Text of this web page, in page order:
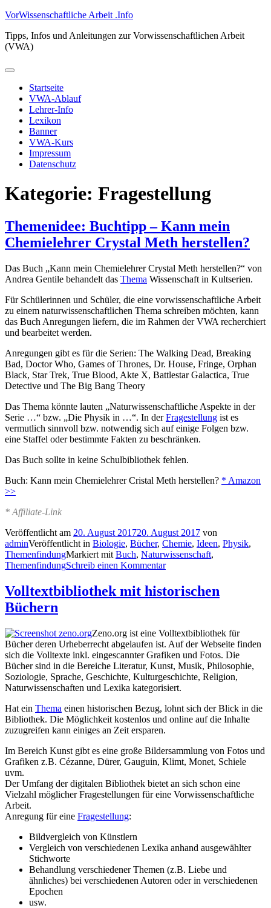
Zum
springen
VorWissenschaftliche Arbeit .Info
Tipps, Infos und Anleitungen zur Vorwissenschaftlichen Arbeit
(VWA)
Primäres
Startseite
VWA-Ablauf
Lehrer-Info
Lexikon
Banner
VWA-Kurs
Impressum
Datenschutz
Kategorie: Fragestellung
Themenidee: Buchtipp – Kann mein
Chemielehrer Crystal Meth herstellen?
Das Buch „Kann mein Chemielehrer Crystal Meth herstellen?“ von
Andrea Gentile behandelt das Thema Wissenschaft in Kultserien.
Für Schülerinnen und Schüler, die eine vorwissenschaftliche Arbeit
zu einem naturwissenschaftlichen Thema schreiben möchten, kann
das Buch Anregungen liefern, die im Rahmen der VWA recherchiert
und bearbeitet werden.
Anregungen gibt es für die Serien: The Walking Dead, Breaking
Bad, Doctor Who, Games of Thrones, Dr. House, Fringe, Orphan
Black, Star Trek, True Blood, Akte X, Battlestar Galactica, True
Detective und The Big Bang Theory
Das Thema könnte lauten „Naturwissenschaftliche Aspekte in der
Serie …“ bzw. „Die Physik in …“. In derFragestellung ist es
vermutlich sinnvoll bzw. notwendig sich auf einige Folgen bzw.
eine Staffel oder bestimmte Fakten zu beschränken.
Das Buch sollte in keine Schulbibliothek fehlen.
Buch: Kann mein Chemielehrer Cristal Meth herstellen? * Amazon
>>
* Affiliate-Link
Veröffentlicht am 20. August 201720. August 2017 von
adminVeröffentlicht in Biologie, Bücher, Chemie, Ideen, Physik,
ThemenfindungMarkiert mit Buch, Naturwissenschaft,
ThemenfindungSchreib einen Kommentar
Volltextbibliothek mit historischen
Büchern
Zeno.org ist eine Volltextbibliothek für
Bücher deren Urheberrecht abgelaufen ist. Auf der Webseite finden
sich die Volltexte inkl. eingescannter Grafiken und Fotos. Die
Bücher sind in die Bereiche Literatur, Kunst, Musik, Philosophie,
Soziologie, Sprache, Geschichte, Kulturgeschichte, Religion,
Naturwissenschaften und Lexika kategorisiert.
Hat ein Thema einen historischen Bezug, lohnt sich der Blick in die
Bibliothek. Die Möglichkeit kostenlos und online auf die Inhalte
zuzugreifen kann einiges an Zeit ersparen.
Im Bereich Kunst gibt es eine große Bildersammlung von Fotos und
Grafiken z.B. Cézanne, Dürer, Gauguin, Klimt, Monet, Schiele
uvm.
Der Umfang der digitalen Bibliothek bietet an sich schon eine
Vielzahl möglicher Fragestellungen für eine Vorwissenschaftliche
Arbeit.
Anregung für eine Fragestellung:
Bildvergleich von Künstlern
Vergleich von verschiedenen Lexika anhand ausgewählter
Stichworte
Behandlung verschiedener Themen (z.B. Liebe und
ähnliches) bei verschiedenen Autoren oder in verschiedenen
Epochen
usw.